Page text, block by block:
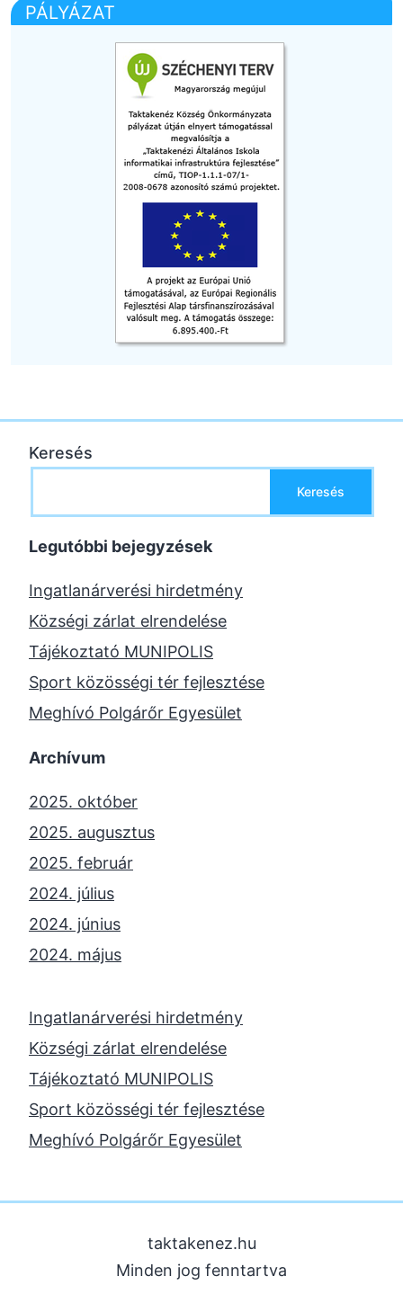
PÁLYÁZAT
Keresés
Keresés
Legutóbbi bejegyzések
Ingatlanárverési hirdetmény
Községi zárlat elrendelése
Tájékoztató MUNIPOLIS
Sport közösségi tér fejlesztése
Meghívó Polgárőr Egyesület
Archívum
2025. október
2025. augusztus
2025. február
2024. július
2024. június
2024. május
2023. november
2023. október
2023. szeptember
2023. június
2023. február
2022. november
2022. május
Ingatlanárverési hirdetmény
Községi zárlat elrendelése
Tájékoztató MUNIPOLIS
Sport közösségi tér fejlesztése
Meghívó Polgárőr Egyesület
taktakenez.hu
Minden jog fenntartva